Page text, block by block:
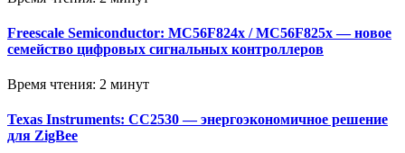
Freescale Semiconductor: MC56F824x / MC56F825x — новое
семейство цифровых сигнальных контроллеров
Время чтения: 2 минут
Texas Instruments: CC2530 — энергоэкономичное решение
для ZigBee